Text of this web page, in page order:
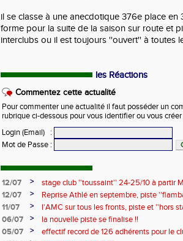
il se classe à une anecdotique 376e place en
forme pour la suite de la saison sur route et
interclubs ou il est toujours ''ouvert'' à toutes
les Réactions
Commentez cette actualité
Pour commenter une actualité il faut posséder un
rubrique ci-dessous pour vous identifier ou vous
Login (Email)
:
Mot de Passe :
12/07 >
stage club ''toussaint'' 24-25/10 à partir
12/07
>
Reprise Athlé en septembre, piste
complètes !!
11/07 >
l'AMC sur tous les fronts, piste et ''hors
06/07
>
la nouvelle piste se finalise !!
05/07
>
effectif record de 126 adhérents pour le